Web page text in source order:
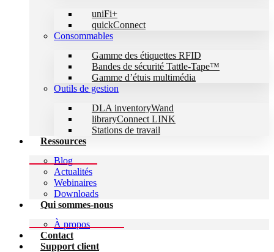
uniFi+
quickConnect
Consommables
Gamme des étiquettes RFID
Bandes de sécurité Tattle-Tape™
Gamme d’étuis multimédia
Outils de gestion
DLA inventoryWand
libraryConnect LINK
Stations de travail
Ressources
Blog
Actualités
Webinaires
Downloads
Qui sommes-nous
À propos
Contact
Support client